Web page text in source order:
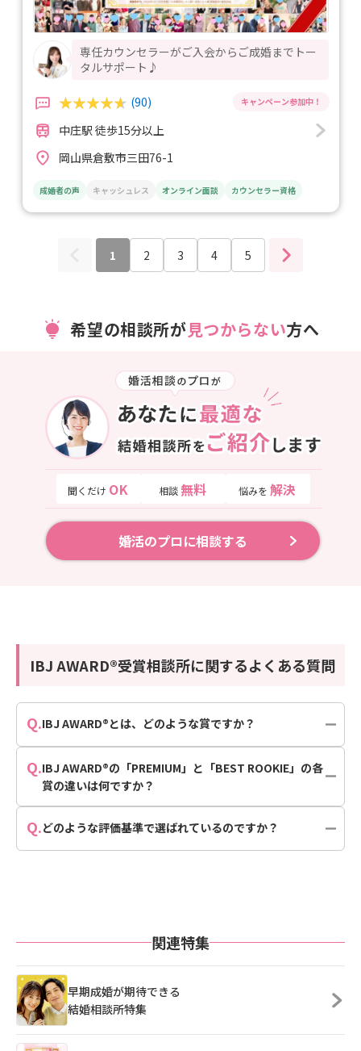
専任カウンセラーがご入会からご成婚までトー
タルサポート♪
(90)
中庄駅 徒歩15分以上
岡山県倉敷市三田76-1
成婚者の声 キャッシュレス オンライン面談 カウンセラー資格
1 2 3 4 5
希望の相談所が見つからない方へ
聞くだけ OK 相談 無料 悩みを 解決
婚活のプロに相談する
IBJ AWARD®受賞相談所に関するよくある質問
Q.IBJ AWARD®とは、どのような賞ですか？
Q.IBJ AWARD®の「PREMIUM」と「BEST ROOKIE」の各
賞の違いは何ですか？
Q.どのような評価基準で選ばれているのですか？
関連特集
早期成婚が期待できる
結婚相談所特集